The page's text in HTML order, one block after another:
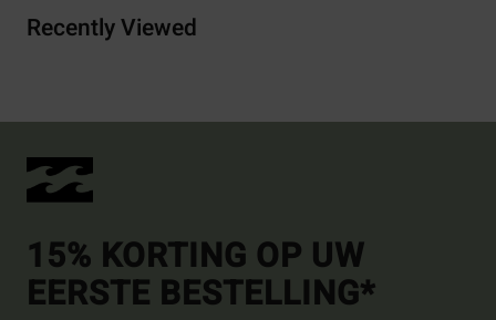
Recently Viewed
15% KORTING OP UW
EERSTE BESTELLING*